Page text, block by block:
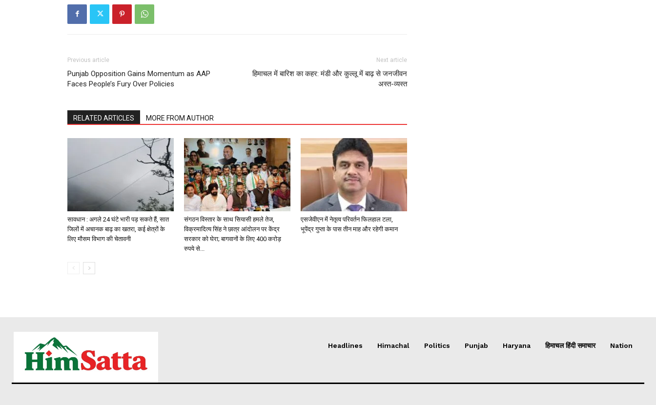
Previous article
Punjab Opposition Gains Momentum as AAP
Faces People’s Fury Over Policies
Next article
हिमाचल में बारिश का कहर: मंडी और कुल्लू में बाढ़ से जनजीवन
अस्त-व्यस्त
RELATED ARTICLES MORE FROM AUTHOR
सावधान : अगले 24 घंटे भारी पड़ सकते हैं, सात
जिलों में अचानक बाढ़ का खतरा, कई क्षेत्रों के
लिए मौसम विभाग की चेतावनी
संगठन विस्तार के साथ सियासी हमले तेज,
विक्रमादित्य सिंह ने छात्र आंदोलन पर केंद्र
सरकार को घेरा; बागवानों के लिए 400 करोड़
रुपये से...
एसजेवीएन में नेतृत्व परिवर्तन फिलहाल टला,
भूपेंद्र गुप्ता के पास तीन माह और रहेगी कमान
Headlines Himachal Politics Punjab Haryana हिमाचल हिंदी समाचार Nation